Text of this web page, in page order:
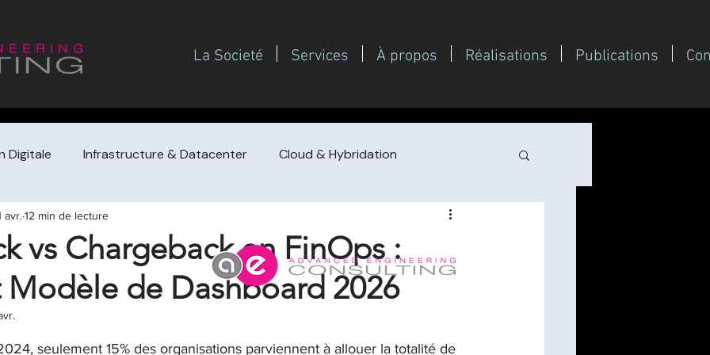
La Societé Services À propos Réalisations Publications
Digitale Infrastructure & Datacenter Cloud & Hybridation
SI Management de transition / DSI
prestataire Achat de conseil (guides dirigeants FinOps & Green IT
Redressement / turnaround & croissa Pilotage financier / performance op
vs Chargeback en FinOps :
de Dashboard 2026
avr. 12 min de lecture
5.
seulement 15% des organisations parviennent à allouer la totalité de